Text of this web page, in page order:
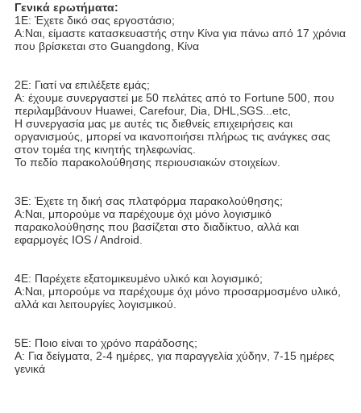
Γενικά ερωτήματα:
1Ε: Έχετε δικό σας εργοστάσιο;
Α:Ναι, είμαστε κατασκευαστής στην Κίνα για πάνω από 17 χρόνια
που βρίσκεται στο Guangdong, Κίνα
2Ε: Γιατί να επιλέξετε εμάς;
Α: έχουμε συνεργαστεί με 50 πελάτες από το Fortune 500, που
περιλαμβάνουν Huawei, Carefour, Dia, DHL,SGS...etc,
Η συνεργασία μας με αυτές τις διεθνείς επιχειρήσεις και
οργανισμούς, μπορεί να ικανοποιήσει πλήρως τις ανάγκες σας
στον τομέα της κινητής τηλεφωνίας.
Το πεδίο παρακολούθησης περιουσιακών στοιχείων.
3Ε: Έχετε τη δική σας πλατφόρμα παρακολούθησης;
Α:Ναι, μπορούμε να παρέχουμε όχι μόνο λογισμικό
παρακολούθησης που βασίζεται στο διαδίκτυο, αλλά και
εφαρμογές IOS / Android.
4Ε: Παρέχετε εξατομικευμένο υλικό και λογισμικό;
Α:Ναι, μπορούμε να παρέχουμε όχι μόνο προσαρμοσμένο υλικό,
αλλά και λειτουργίες λογισμικού.
5Ε: Ποιο είναι το χρόνο παράδοσης;
Α: Για δείγματα, 2-4 ημέρες, για παραγγελία χύδην, 7-15 ημέρες
γενικά